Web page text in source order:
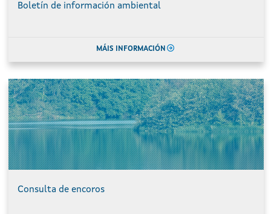
Boletín de información ambiental
MÁIS INFORMACIÓN
Consulta de encoros